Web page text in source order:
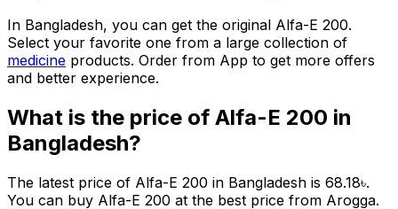
In Bangladesh, you can get the original Alfa-E 200.
Select your favorite one from a large collection of
medicine products. Order from App to get more offers
and better experience.
What is the price of Alfa-E 200 in
Bangladesh?
The latest price of Alfa-E 200 in Bangladesh is 68.18৳.
You can buy Alfa-E 200 at the best price from Arogga.